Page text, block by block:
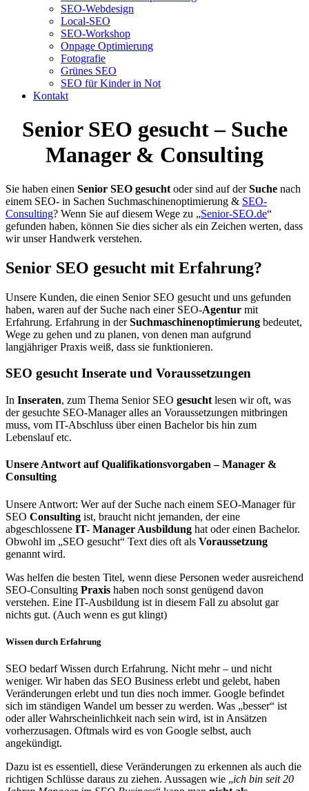
SEO-Webdesign
Local-SEO
SEO-Workshop
Onpage Optimierung
Fotografie
Grünes SEO
SEO für Kinder in Not
Kontakt
Senior SEO gesucht – Suche
Manager & Consulting
Sie haben einen Senior SEO gesucht oder sind auf derSuche nach
einem SEO- in Sachen Suchmaschinenoptimierung & SEO-
Consulting? Wenn Sie auf diesem Wege zu „Senior-SEO.de“
gefunden haben, können Sie dies sicher als ein Zeichen werten, dass
wir unser Handwerk verstehen.
Senior SEO gesucht mit Erfahrung?
Unsere Kunden, die einen Senior SEO gesucht und uns gefunden
haben, waren auf der Suche nach einer SEO-Agentur mit
Erfahrung. Erfahrung in derSuchmaschinenoptimierung bedeutet,
Wege zu gehen und zu planen, von denen man aufgrund
langjähriger Praxis weiß, dass sie funktionieren.
SEO gesucht Inserate und Voraussetzungen
In Inseraten, zum Thema Senior SEO gesucht lesen wir oft, was
der gesuchte SEO-Manager alles an Voraussetzungen mitbringen
muss, vom IT-Abschluss über einen Bachelor bis hin zum
Lebenslauf etc.
Unsere Antwort auf Qualifikationsvorgaben – Manager &
Consulting
Unsere Antwort: Wer auf der Suche nach einem SEO-Manager für
SEO Consulting ist, braucht nicht jemanden, der eine
abgeschlossene IT- Manager Ausbildung hat oder einen Bachelor.
Obwohl im „SEO gesucht“ Text dies oft als Voraussetzung
genannt wird.
Was helfen die besten Titel, wenn diese Personen weder ausreichend
SEO-Consulting Praxis haben noch sonst genügend davon
verstehen. Eine IT-Ausbildung ist in diesem Fall zu absolut gar
nichts gut. (Auch wenn es gut klingt)
Wissen durch Erfahrung
SEO bedarf Wissen durch Erfahrung. Nicht mehr – und nicht
weniger. Wir haben das SEO Business erlebt und gelebt, haben
Veränderungen erlebt und tun dies noch immer. Google befindet
sich im ständigen Wandel um besser zu werden. Was „besser“ ist
oder aller Wahrscheinlichkeit nach sein wird, ist in Ansätzen
vorherzusagen. Oftmals wird es von Google selbst, auch
angekündigt.
Dazu ist es essentiell, diese Veränderungen zu erkennen als auch die
richtigen Schlüsse daraus zu ziehen. Aussagen wie „ich bin seit 20